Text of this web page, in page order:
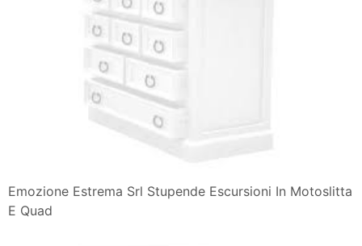
Emozione Estrema Srl Stupende Escursioni In Motoslitta
E Quad